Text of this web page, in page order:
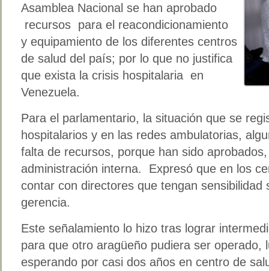
Asamblea Nacional se han aprobado
recursos para el reacondicionamiento
y equipamiento de los diferentes centros
de salud del país; por lo que no justifica
que exista la crisis hospitalaria en
Venezuela.
Para el parlamentario, la situación que se
hospitalarios y en las redes ambulatorias,
falta de recursos, porque han sido
administración interna. Expresó que en los
contar con directores que tengan
gerencia.
Este señalamiento lo hizo tras lograr
para que otro aragüeño pudiera ser operado,
esperando por casi dos años en centro de